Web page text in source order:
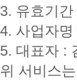
3. 유효기
4. 사업자
5. 대표자 :
위 서비스